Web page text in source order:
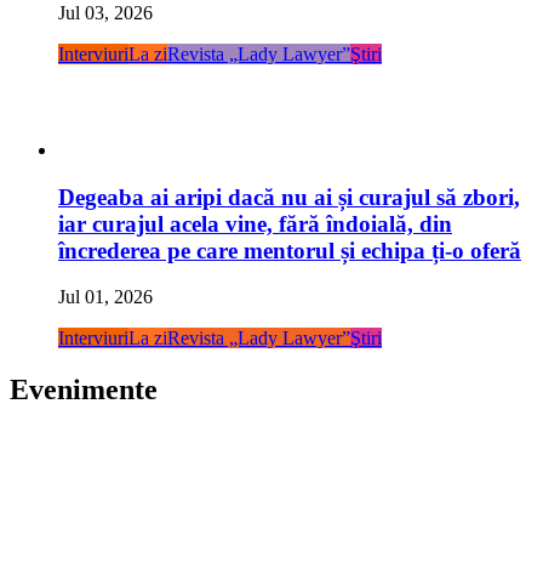
Jul 03, 2026
InterviuriLa ziRevista „Lady Lawyer”Ştiri
Degeaba ai aripi dacă nu ai și curajul să zbori,
iar curajul acela vine, fără îndoială, din
încrederea pe care mentorul și echipa ți-o oferă
Jul 01, 2026
InterviuriLa ziRevista „Lady Lawyer”Ştiri
Evenimente